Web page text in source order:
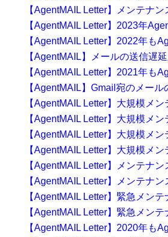
【AgentMAIL Letter】メンテナ
【AgentMAIL Letter】2023年
【AgentMAIL Letter】2022年も
【AgentMAIL】メールの送信遅
【AgentMAIL Letter】2021年も
【AgentMAIL】Gmail宛のメー
【AgentMAIL Letter】大規模メ
【AgentMAIL Letter】大規模メ
【AgentMAIL Letter】大規模メ
【AgentMAIL Letter】大規模メ
【AgentMAIL Letter】メンテナ
【AgentMAIL Letter】メンテナ
【AgentMAIL Letter】緊急メン
【AgentMAIL Letter】緊急メン
【AgentMAIL Letter】2020年も